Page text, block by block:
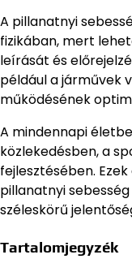
A pillanatnyi
fizikában, mert
leírását és
például a járművek
működésének
A mindennapi
közlekedésben, a
fejlesztésében.
pillanatnyi
széleskörű
Tartalomjegyzék